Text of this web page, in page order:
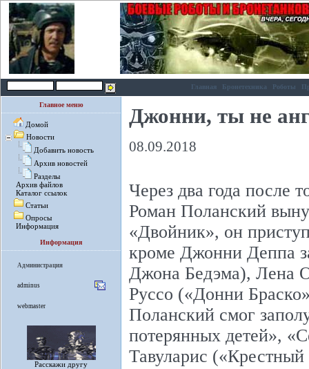
Главная Бронетехника Роботы
Главное меню
Домой
Новости
Добавить новость
Архив новостей
Разделы
Архив файлов
Каталог ссылок
Статьи
Опросы
Информация
Информация
Администрация
adminus
webmaster
Расскажи другу
Джонни, ты не
08.09.2018
Через два года после
Роман Поланский
«Двойник», он
кроме Джонни Деппа
Джона Бедэма), Лена
Руссо («Донни
Поланский смог
потерянных детей»,
Тавуларис («Крестный